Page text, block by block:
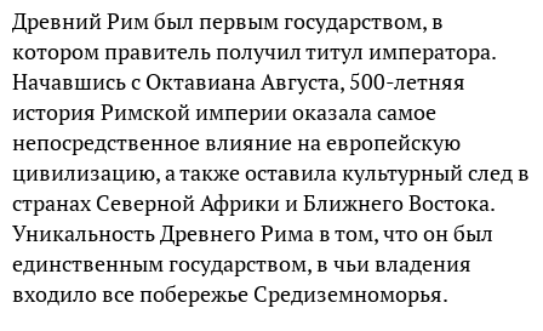
Древний Рим был первым государством, в
котором правитель получил титул императора.
Начавшись с Октавиана Августа, 500-летняя
история Римской империи оказала самое
непосредственное влияние на европейскую
цивилизацию, а также оставила культурный след в
странах Северной Африки и Ближнего Востока.
Уникальность Древнего Рима в том, что он был
единственным государством, в чьи владения
входило все побережье Средиземноморья.